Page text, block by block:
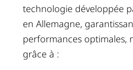
technologie développée
en Allemagne,
performances optimales,
grâce à :